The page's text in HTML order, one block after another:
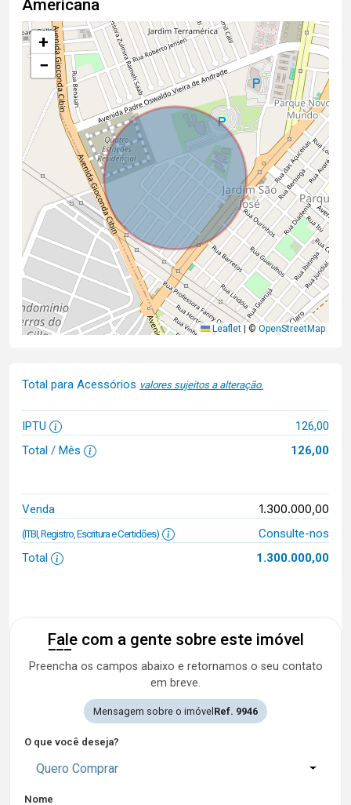
Americana
+
−
Leaflet | © OpenStreetMap
Total para Acessórios valores sujeitos a alteração.
IPTU
126,00
Total / Mês
126,00
Venda 1.300.000,00
(ITBI, Registro, Escritura e Certidões)
Consulte-nos
Total
1.300.000,00
Fale com a gente sobre este imóvel
Preencha os campos abaixo e retornamos o seu contato
em breve.
Mensagem sobre o imóvelRef. 9946
O que você deseja?
Quero Comprar
Nome